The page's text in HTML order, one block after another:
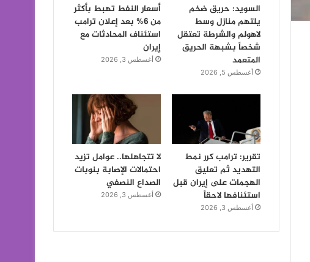
السويد: حريق ضخم
يلتهم منازل وسط
لاهولم والشرطة تعتقل
شخصاً بشبهة الحريق
المتعمد
أغسطس 5, 2026
أسعار النفط تهبط بأكثر
من 6% بعد إعلان ترامب
استئناف المحادثات مع
إيران
أغسطس 3, 2026
تقرير: ترامب كرر نمط
التهديد ثم تعليق
الهجمات على إيران قبل
استئنافها لاحقاً
أغسطس 3, 2026
لا تتجاهلها.. عوامل تزيد
احتمالات الإصابة بنوبات
الصداع النصفي
أغسطس 3, 2026